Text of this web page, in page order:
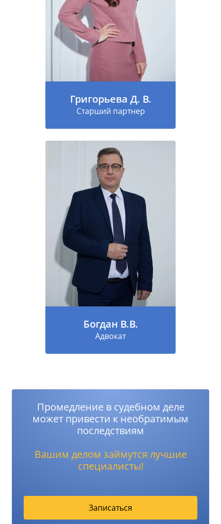
Григорьева Д. В.
Старший партнер
Богдан В.В.
Адвокат
Промедление в судебном деле
может привести к необратимым
последствиям
Вашим делом займутся лучшие
специалисты!
Записаться